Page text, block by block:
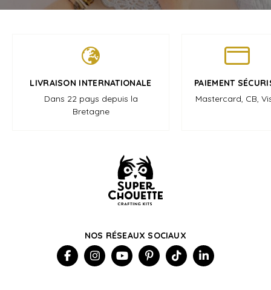
LIVRAISON INTERNATIONALE
Dans 22 pays depuis la
Bretagne
PAIEMENT
Mastercard, CB,
NOS RÉSEAUX SOCIAUX